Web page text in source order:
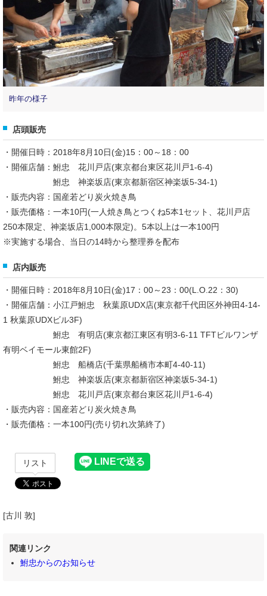
昨年の様子
店頭販売
・開催日時：2018年8月10日(金)15：00～18：00
・開催店舗：鮒忠 花川戸店(東京都台東区花川戸1-6-4)
鮒忠 神楽坂店(東京都新宿区神楽坂5-34-1)
・販売内容：国産若どり炭火焼き鳥
・販売価格：一本10円(一人焼き鳥とつくね5本1セット、花川戸店
250本限定、神楽坂店1,000本限定)。5本以上は一本100円
※実施する場合、当日の14時から整理券を配布
店内販売
・開催日時：2018年8月10日(金)17：00～23：00(L.O.22：30)
・開催店舗：小江戸鮒忠 秋葉原UDX店(東京都千代田区外神田4-14-
1 秋葉原UDXビル3F)
鮒忠 有明店(東京都江東区有明3-6-11 TFTビルワンザ
有明ベイモール東館2F)
鮒忠 船橋店(千葉県船橋市本町4-40-11)
鮒忠 神楽坂店(東京都新宿区神楽坂5-34-1)
鮒忠 花川戸店(東京都台東区花川戸1-6-4)
・販売内容：国産若どり炭火焼き鳥
・販売価格：一本100円(売り切れ次第終了)
リスト
[古川 敦]
関連リンク
鮒忠からのお知らせ